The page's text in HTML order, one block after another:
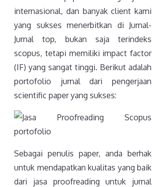
internasional, dan banyak client kami
yang sukses menerbitkan di Jurnal-
Jurnal top, bukan saja terindeks
scopus, tetapi memiliki impact factor
(IF) yang sangat tinggi. Berikut adalah
portofolio jurnal dari pengerjaan
scientific paper yang sukses:
Sebagai penulis paper, anda berhak
untuk mendapatkan kualitas yang baik
dari jasa proofreading untuk jurnal